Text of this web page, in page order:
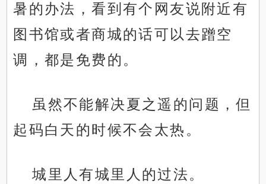
暑的办法，看到有个网友说附近有
图书馆或者商城的话可以去蹭空
调，都是免费的。
虽然不能解决夏之遥的问题，但
起码白天的时候不会太热。
城里人有城里人的过法。